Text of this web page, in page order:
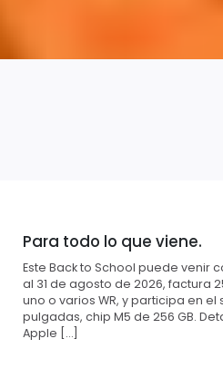
Para todo lo que viene.
Este Back to School puede venir
al 31 de agosto de 2026, factura
uno o varios WR, y participa en el
pulgadas, chip M5 de 256 GB.
Apple […]